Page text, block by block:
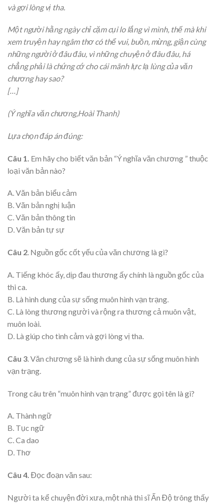
và gợi lòng vị tha.
Một người hằng ngày chỉ cặm cụi lo lắng vì mình, thế mà khi
xem truyện hay ngâm thơ có thể vui, buồn, mừng, giận cùng
những người ở đâu đâu, vì những chuyện ở đâu đâu, há
chẳng phải là chứng cớ cho cái mãnh lực lạ lùng của văn
chương hay sao?
[…]
(Ý nghĩa văn chương,Hoài Thanh)
Lựa chọn đáp án đúng:
Câu 1. Em hãy cho biết văn bản “Ý nghĩa văn chương ” thuộc
loại văn bản nào?
A. Văn bản biểu cảm
B. Văn bản nghị luận
C. Văn bản thông tin
D. Văn bản tự sự
Câu 2. Nguồn gốc cốt yếu của văn chương là gì?
A. Tiếng khóc ấy, dịp đau thương ấy chính là nguồn gốc của
thi ca.
B. Là hình dung của sự sống muôn hình vạn trạng.
C. Là lòng thương người và rộng ra thương cả muôn vật,
muôn loài.
D. Là giúp cho tình cảm và gợi lòng vị tha.
Câu 3. Văn chương sẽ là hình dung của sự sống muôn hình
vạn trạng.
Trong câu trên “muôn hình vạn trạng” được gọi tên là gì?
A. Thành ngữ
B. Tục ngữ
C. Ca dao
D. Thơ
Câu 4. Đọc đoạn văn sau:
Người ta kể chuyện đời xưa, một nhà thi sĩ Ấn Độ trông thấy